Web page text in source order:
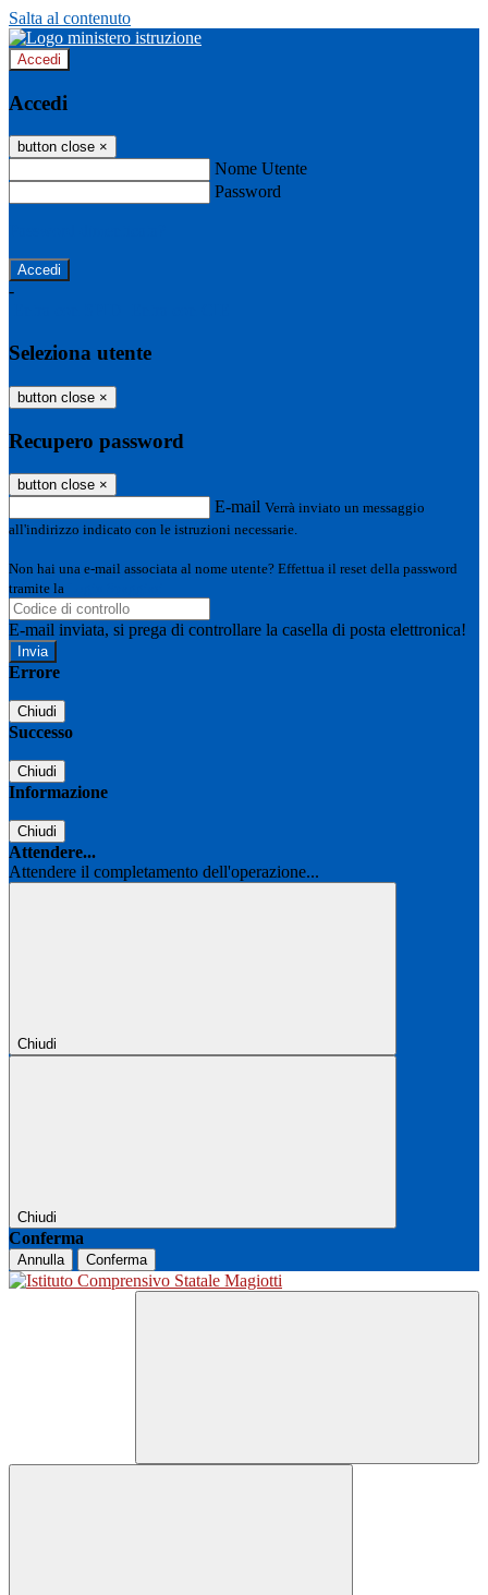
Salta al contenuto
Accedi
Accedi
button close ×
Nome Utente
Password
-
Seleziona utente
button close ×
Recupero password
button close ×
E-mail Verrà inviato un messaggio
all'indirizzo indicato con le istruzioni necessarie.
Non hai una e-mail associata al nome utente? Effettua il reset della password
tramite la
E-mail inviata, si prega di controllare la casella di posta elettronica!
Errore
Chiudi
Successo
Chiudi
Informazione
Chiudi
Attendere...
Attendere il completamento dell'operazione...
Chiudi
Chiudi
Conferma
Annulla Conferma